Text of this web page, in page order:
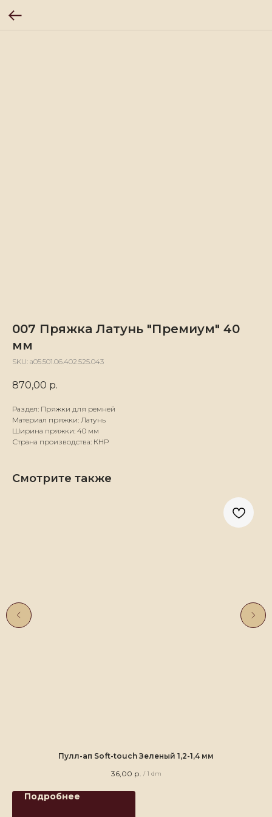
007 Пряжка Латунь "Премиум" 40
мм
SKU: а05.501.06.402.525.043
870,00 р.
Раздел: Пряжки для ремней
Материал пряжки: Латунь
Ширина пряжки: 40 мм
Страна производства: КНР
Смотрите также
Пулл-ап Soft-touch Зеленый 1,2-1,4 мм
36,00 р. / 1 dm
Подробнее